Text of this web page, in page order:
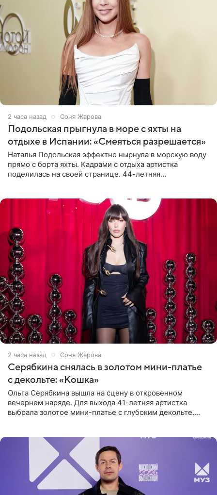
2 часа назад Соня Жарова
Подольская прыгнула в море с яхты на
отдыхе в Испании: «Смеяться разрешается»
Наталья Подольская эффектно нырнула в морскую воду
прямо с борта яхты. Кадрами с отдыха артистка
поделилась на своей странице. 44-летняя
2 часа назад Соня Жарова
Серябкина снялась в золотом мини-платье
с декольте: «Кошка»
Ольга Серябкина вышла на сцену в откровенном
вечернем наряде. Для выхода 41-летняя артистка
выбрала золотое мини-платье с глубоким декольте.